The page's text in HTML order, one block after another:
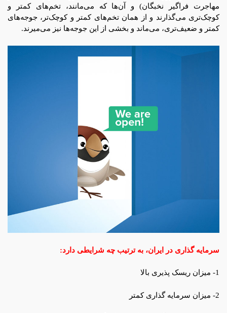
مهاجرت فراگیر نخبگان) و آن‌ها که می‌مانند، تخم‌های کمتر و
کوچک‌تری می‌گذارند و از همان تخم‌های کمتر و کوچک‌تر، جوجه‌های
کمتر و ضعیف‌تری، می‌ماند و بخشی از این جوجه‌ها نیز می‌میرند.
سرمایه گذاری در ایران، به ترتیب چه شرایطی دارد:
1- میزان ریسک پذیری بالا
2- میزان سرمایه گذاری کمتر